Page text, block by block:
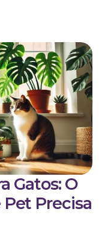
Gatos: O
Precisa